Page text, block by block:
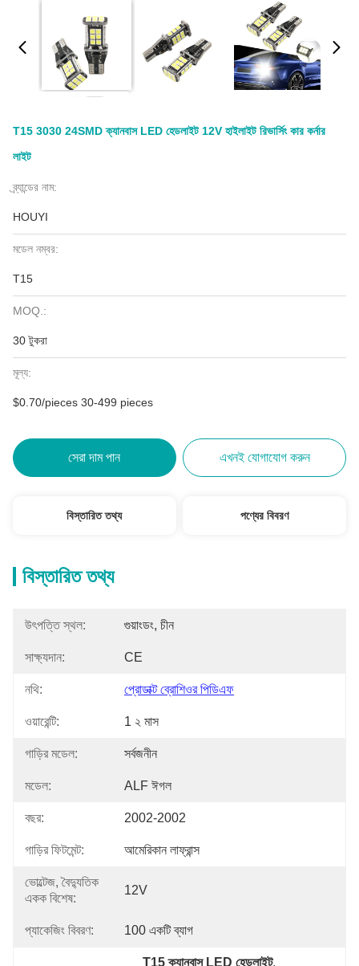
T15 3030 24SMD ক্যানবাস LED হেডলাইট 12V হাইলাইট রিভার্সিং কার কর্নার
লাইট
ব্র্যান্ডের নাম:
HOUYI
মডেল নম্বর:
T15
MOQ.:
30 টুকরা
মূল্য:
$0.70/pieces 30-499 pieces
সেরা দাম পান এখনই যোগাযোগ করুন
বিস্তারিত তথ্য পণ্যের বিবরণ
বিস্তারিত তথ্য
উৎপত্তি স্থল: গুয়াংডং, চীন
সাক্ষ্যদান: CE
নথি: প্রোডাক্ট ব্রোশিওর পিডিএফ
ওয়ারেন্টি: 1 ২ মাস
গাড়ির মডেল: সর্বজনীন
মডেল: ALF ঈগল
বছর: 2002-2002
গাড়ির ফিটমেন্ট: আমেরিকান লাফ্রান্স
ভোল্টেজ, বৈদ্যুতিক
একক বিশেষ:
12V
প্যাকেজিং বিবরণ: 100 একটি ব্যাগ
T15 ক্যানবাস LED হেডলাইট,